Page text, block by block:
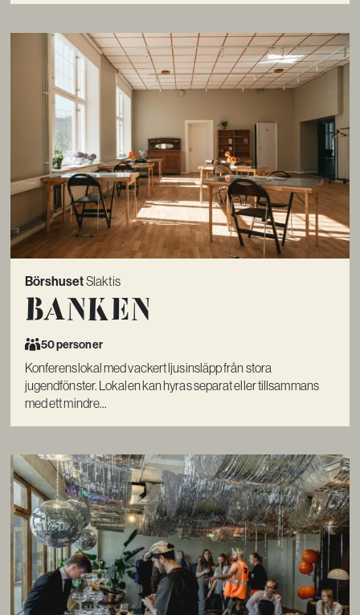
BörshusetSlaktis
Banken
50 personer
Konferenslokal med vackert ljusinsläpp från stora
jugendfönster. Lokalen kan hyras separat eller tillsammans
med ett mindre...